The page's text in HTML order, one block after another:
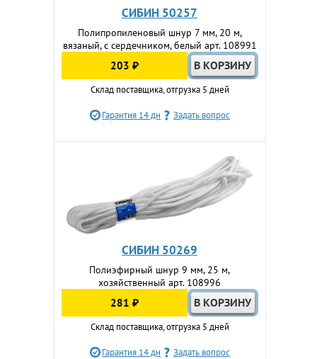
СИБИН 50257
Полипропиленовый шнур 7 мм, 20 м,
вязаный, с сердечником, белый арт. 108991
203 ₽
Склад поставщика, отгрузка 5 дней
Гарантия 14 дн Задать вопрос
СИБИН 50269
Полиэфирный шнур 9 мм, 25 м,
хозяйственный арт. 108996
281 ₽
Склад поставщика, отгрузка 5 дней
Гарантия 14 дн Задать вопрос